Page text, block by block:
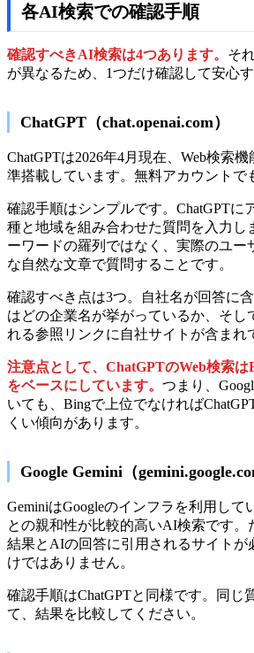
各AI検索での確認手順
確認すべきAI検索は4つあります。 そ
が異なるため、1つだけ確認して安心
ChatGPT（chat.openai.com）
ChatGPTは2026年4月現在、Web検索機
準搭載しています。無料アカウントで
確認手順はシンプルです。ChatGPTに
種と地域を組み合わせた質問を入力し
ーワードの羅列ではなく、実際のユー
な自然な文章で質問することです。
確認すべき点は3つ。自社名が回答に
はどの企業名が挙がっているか、そし
れる参照リンクに自社サイトが含まれ
注意点として、ChatGPTのWeb検索は
をベースにしています。 つまり、
いても、Bingで上位でなければ
くい傾向があります。
Google Gemini（
GeminiはGoogleのインフラを利用して
との親和性が比較的高いAI検索です。
結果とAIの回答に引用されるサイトが
けではありません。
確認手順はChatGPTと同様です。同じ
て、結果を比較してください。